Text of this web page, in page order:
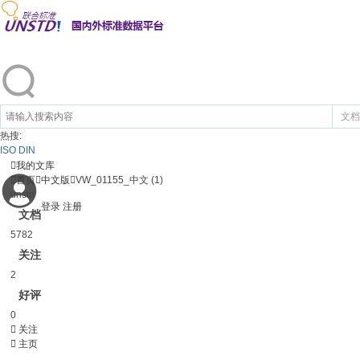
文档
热搜:
ISO DIN
登录 注册
我的文库
首页中文版VW_01155_中文 (1)
unstd
文档
5782
关注
2
好评
0
 关注
 主页